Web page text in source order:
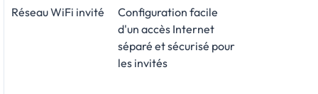
Réseau WiFi invité
​Configuration facile
d'un accès Internet
séparé et sécurisé pour
les invités